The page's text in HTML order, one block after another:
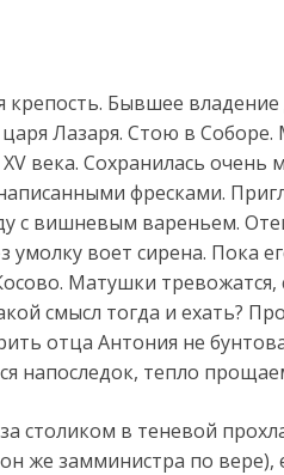
Бывшее владение
Лазаря. Стою в Соборе.
века. Сохранилась очень
фресками.
с вишневым вареньем.
умолку воет сирена. Пока
Матушки тревожатся,
смысл тогда и ехать?
отца Антония не
напоследок, тепло
столиком в теневой
же замминистра по